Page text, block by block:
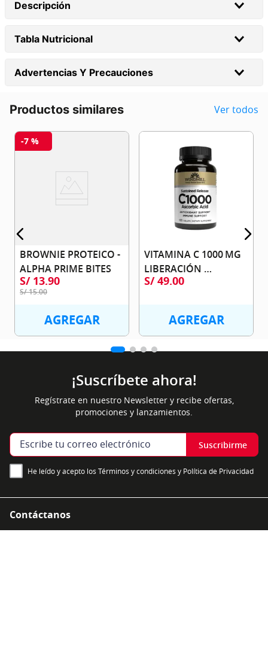
Descripción
Tabla Nutricional
Advertencias Y Precauciones
Productos similares Ver todos
-7 %
BROWNIE PROTEICO -
ALPHA PRIME BITES
S/ 13.90
S/15.00
AGREGAR
VITAMINA C 1000 MG
LIBERACIÓN
PROLONGADA -
S/ 49.00
AGREGAR
¡Suscríbete ahora!
Regístrate en nuestro Newsletter y recibe ofertas,
promociones y lanzamientos.
Suscribirme
He leído y acepto los Términos y condiciones y Política de Privacidad
Contáctanos